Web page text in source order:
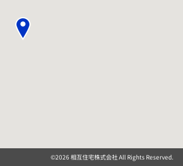
©2026 相互住宅株式会社 All Rights Reserved.